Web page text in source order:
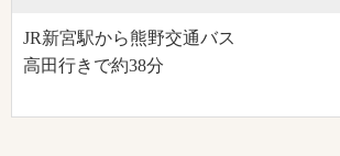
JR新宮駅から熊野交通バス
高田行きで約38分